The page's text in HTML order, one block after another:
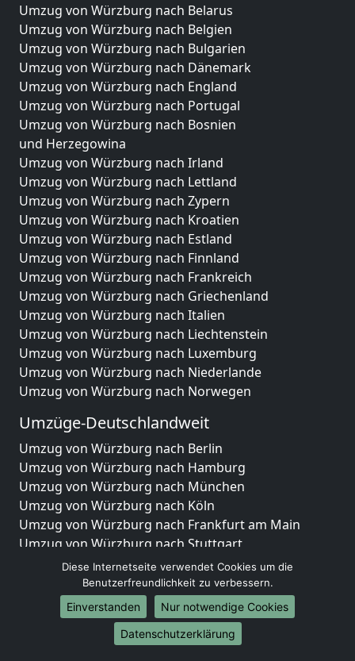
Umzug von Würzburg nach Belarus
Umzug von Würzburg nach Belgien
Umzug von Würzburg nach Bulgarien
Umzug von Würzburg nach Dänemark
Umzug von Würzburg nach England
Umzug von Würzburg nach Portugal
Umzug von Würzburg nach Bosnien
und Herzegowina
Umzug von Würzburg nach Irland
Umzug von Würzburg nach Lettland
Umzug von Würzburg nach Zypern
Umzug von Würzburg nach Kroatien
Umzug von Würzburg nach Estland
Umzug von Würzburg nach Finnland
Umzug von Würzburg nach Frankreich
Umzug von Würzburg nach Griechenland
Umzug von Würzburg nach Italien
Umzug von Würzburg nach Liechtenstein
Umzug von Würzburg nach Luxemburg
Umzug von Würzburg nach Niederlande
Umzug von Würzburg nach Norwegen
Umzüge-Deutschlandweit
Umzug von Würzburg nach Berlin
Umzug von Würzburg nach Hamburg
Umzug von Würzburg nach München
Umzug von Würzburg nach Köln
Umzug von Würzburg nach Frankfurt am Main
Umzug von Würzburg nach Stuttgart
Umzug von Würzburg nach Düsseldorf
Umzug von Würzburg nach Leipzig
Umzug von Würzburg nach Dortmund
Umzug von Würzburg nach Essen
Umzug von Würzburg nach Bremen
Diese Internetseite verwendet Cookies um die
Benutzerfreundlichkeit zu verbessern.
Einverstanden
Nur notwendige Cookies
Datenschutzerklärung